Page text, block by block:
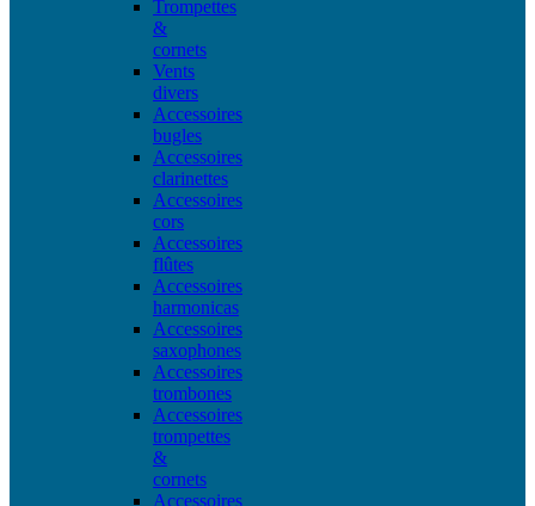
Trompettes
&
cornets
Vents
divers
Accessoires
bugles
Accessoires
clarinettes
Accessoires
cors
Accessoires
flûtes
Accessoires
harmonicas
Accessoires
saxophones
Accessoires
trombones
Accessoires
trompettes
&
cornets
Accessoires